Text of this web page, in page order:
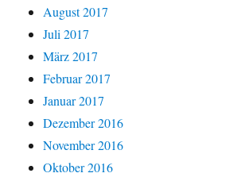
August 2017
Juli 2017
März 2017
Februar 2017
Januar 2017
Dezember 2016
November 2016
Oktober 2016